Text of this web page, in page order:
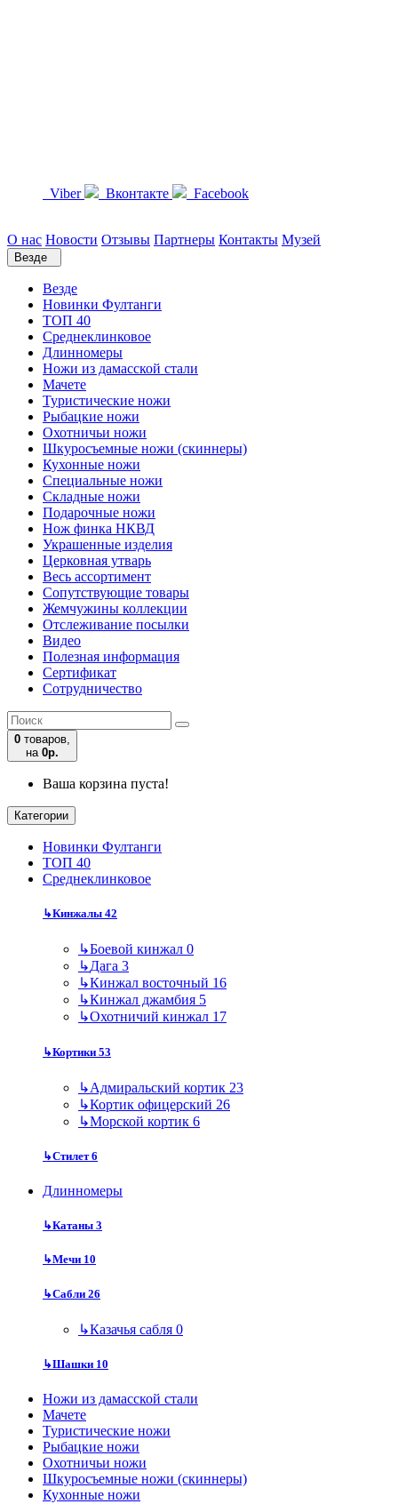
Viber Вконтакте Facebook
О нас Новости Отзывы Партнеры Контакты Музей
Везде
Везде
Новинки Фултанги
ТОП 40
Среднеклинковое
Длинномеры
Ножи из дамасской стали
Мачете
Туристические ножи
Рыбацкие ножи
Охотничьи ножи
Шкуросъемные ножи (скиннеры)
Кухонные ножи
Специальные ножи
Складные ножи
Подарочные ножи
Нож финка НКВД
Украшенные изделия
Церковная утварь
Весь ассортимент
Сопутствующие товары
Жемчужины коллекции
Отслеживание посылки
Видео
Полезная информация
Сертификат
Сотрудничество
0 товаров,
на 0р.
Ваша корзина пуста!
Категории
Новинки Фултанги
ТОП 40
Среднеклинковое
↳Кинжалы 42
↳Боевой кинжал 0
↳Дага 3
↳Кинжал восточный 16
↳Кинжал джамбия 5
↳Охотничий кинжал 17
↳Кортики 53
↳Адмиральский кортик 23
↳Кортик офицерский 26
↳Морской кортик 6
↳Стилет6
Длинномеры
↳Катаны 3
↳Мечи 10
↳Сабли 26
↳Казачья сабля 0
↳Шашки 10
Ножи из дамасской стали
Мачете
Туристические ножи
Рыбацкие ножи
Охотничьи ножи
Шкуросъемные ножи (скиннеры)
Кухонные ножи